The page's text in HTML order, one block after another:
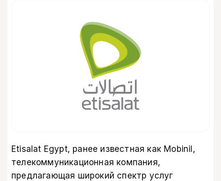
Etisalat Egypt, ранее известная как Mobinil,
телекоммуникационная компания,
предлагающая широкий спектр услуг